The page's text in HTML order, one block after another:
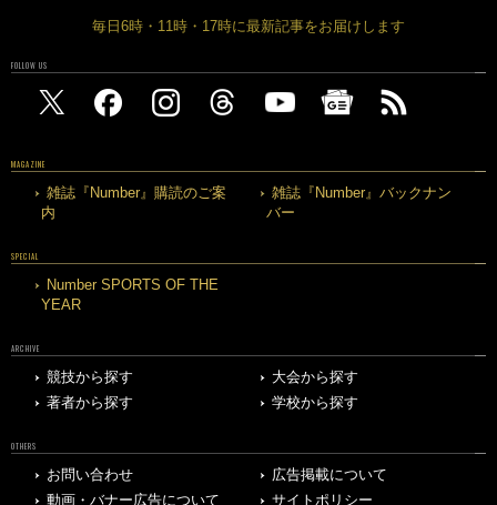
毎日6時・11時・17時に最新記事をお届けします
FOLLOW US
MAGAZINE
雑誌『Number』購読のご案
内
雑誌『Number』バックナン
バー
SPECIAL
Number SPORTS OF THE
YEAR
ARCHIVE
競技から探す
大会から探す
著者から探す
学校から探す
OTHERS
お問い合わせ
広告掲載について
動画・バナー広告について
サイトポリシー